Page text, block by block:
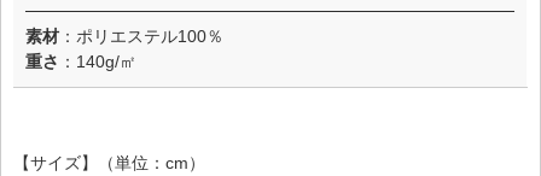
素材 ：ポリエステル100％
重さ ：140g/㎡
【サイズ】（単位：cm）